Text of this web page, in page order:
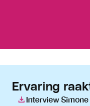
Ervaring
Interview